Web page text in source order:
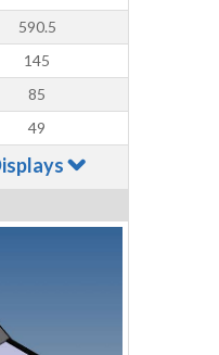
590.5
145
85
49